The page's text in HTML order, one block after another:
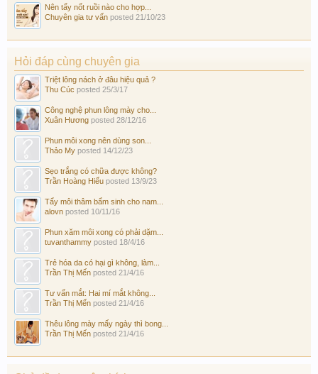
Nên tẩy nốt ruồi nào cho hợp...
Chuyên gia tư vấn posted 21/10/23
Hỏi đáp cùng chuyên gia
Triệt lông nách ở đâu hiệu quả ?
Thu Cúc posted 25/3/17
Công nghệ phun lông mày cho...
Xuân Hương posted 28/12/16
Phun môi xong nên dùng son...
Thảo My posted 14/12/23
Sẹo trắng có chữa được không?
Trần Hoàng Hiếu posted 13/9/23
Tẩy môi thâm bẩm sinh cho nam...
alovn posted 10/11/16
Phun xăm môi xong có phải dặm...
tuvanthammy posted 18/4/16
Trẻ hóa da có hại gì không, làm...
Trần Thị Mến posted 21/4/16
Tư vấn mắt: Hai mí mắt không...
Trần Thị Mến posted 21/4/16
Thêu lông mày mấy ngày thì bong...
Trần Thị Mến posted 21/4/16